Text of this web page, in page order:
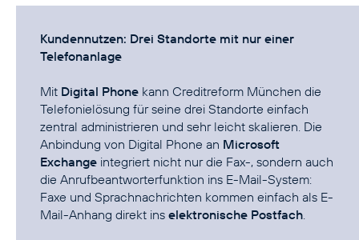
Kundennutzen: Drei Standorte mit nur einer
Telefonanlage
Mit Digital Phone kann Creditreform München die
Telefonielösung für seine drei Standorte einfach
zentral administrieren und sehr leicht skalieren. Die
Anbindung von Digital Phone an Microsoft
Exchange integriert nicht nur die Fax-, sondern auch
die Anrufbeantworterfunktion ins E-Mail-System:
Faxe und Sprachnachrichten kommen einfach als E-
Mail-Anhang direkt ins elektronische Postfach